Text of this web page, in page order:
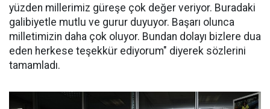
yüzden millerimiz güreşe çok değer veriyor. Buradaki
galibiyetle mutlu ve gurur duyuyor. Başarı olunca
milletimizin daha çok oluyor. Bundan dolayı bizlere dua
eden herkese teşekkür ediyorum" diyerek sözlerini
tamamladı.